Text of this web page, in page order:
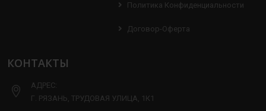
Политика Конфиденциальности
Договор-Оферта
КОНТАКТЫ
АДРЕС:
Г. РЯЗАНЬ, ТРУДОВАЯ УЛИЦА, 1К1